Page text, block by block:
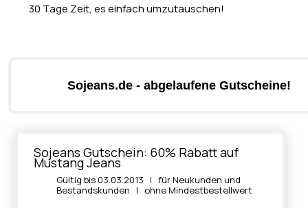
30 Tage Zeit, es einfach umzutauschen!
Sojeans.de - abgelaufene Gutscheine!
Sojeans Gutschein: 60% Rabatt auf
Mustang Jeans
Gültig bis 03.03.2013 | für Neukunden und
Bestandskunden | ohne Mindestbestellwert